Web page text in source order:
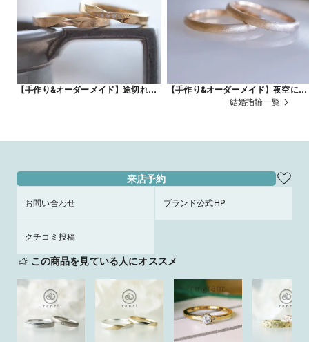
【手作り&オーダーメイド】途切れぬ
【手作り&オーダーメイド】夜空に煌
めくオーロラのようなグラデーション
結婚指輪一覧
来店予約
お問い合わせ ブランド公式HP
クチコミ投稿
この商品を見ている人にオススメ